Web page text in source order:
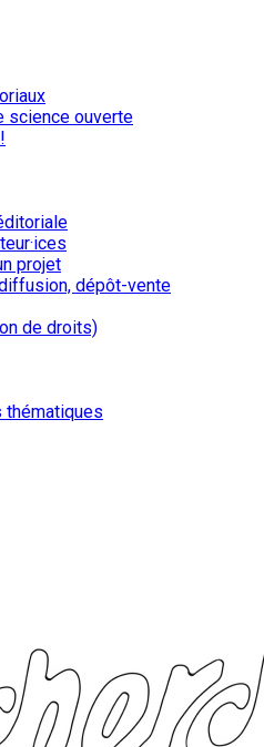
science ouverte
projet
dépôt-vente
de droits)
thématiques